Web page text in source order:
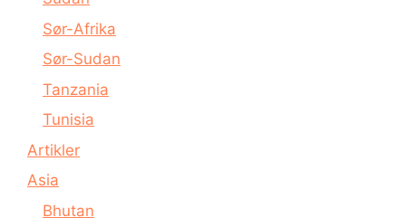
Sør-Afrika
Sør-Sudan
Tanzania
Tunisia
Artikler
Asia
Bhutan